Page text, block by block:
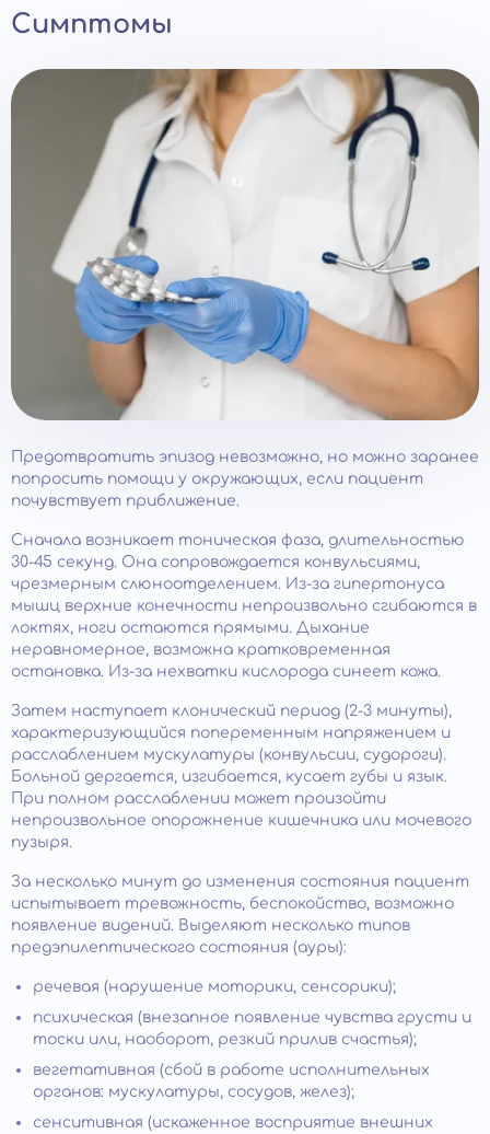
Симптомы
Предотвратить эпизод невозможно, но можно заранее
попросить помощи у окружающих, если пациент
почувствует приближение.
Сначала возникает тоническая фаза, длительностью
30-45 секунд. Она сопровождается конвульсиями,
чрезмерным слюноотделением. Из-за гипертонуса
мышц верхние конечности непроизвольно сгибаются в
локтях, ноги остаются прямыми. Дыхание
неравномерное, возможна кратковременная
остановка. Из-за нехватки кислорода синеет кожа.
Затем наступает клонический период (2-3 минуты),
характеризующийся попеременным напряжением и
расслаблением мускулатуры (конвульсии, судороги).
Больной дергается, изгибается, кусает губы и язык.
При полном расслаблении может произойти
непроизвольное опорожнение кишечника или мочевого
пузыря.
За несколько минут до изменения состояния пациент
испытывает тревожность, беспокойство, возможно
появление видений. Выделяют несколько типов
предэпилептического состояния (ауры):
речевая (нарушение моторики, сенсорики);
психическая (внезапное появление чувства грусти и
тоски или, наоборот, резкий прилив счастья);
вегетативная (сбой в работе исполнительных
органов: мускулатуры, сосудов, желез);
сенситивная (искаженное восприятие внешних